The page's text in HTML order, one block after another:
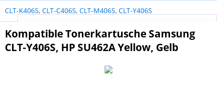
CLT-K406S, CLT-C406S, CLT-M406S, CLT-Y406S
Kompatible Tonerkartusche Samsung
CLT-Y406S, HP SU462A Yellow, Gelb